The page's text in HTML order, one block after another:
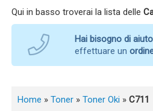
Qui in basso troverai la lista delle
Hai bisogno di
effettuare un
Home » Toner» Toner Oki » C711